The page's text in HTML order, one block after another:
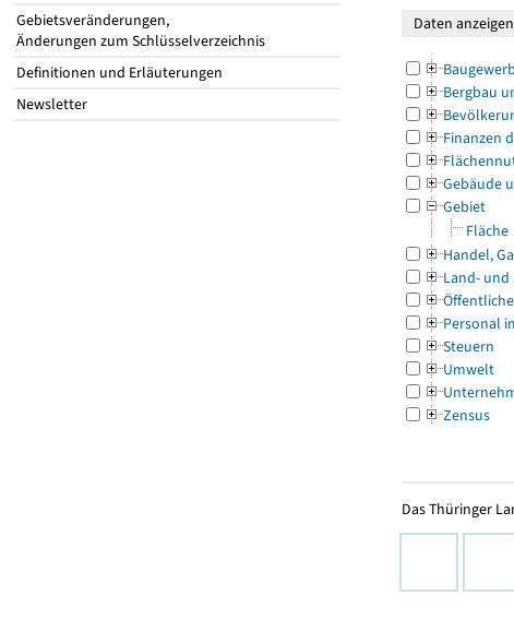
Gebietsveränderungen,
Änderungen zum Schlüsselverzeichnis
Definitionen und Erläuterungen
Newsletter
Bergbau
Finanzen
Gebäude
Gebiet
Fläche
Handel,
Land-
Personal
Steuern
Umwelt
Zensus
Das Thüringer